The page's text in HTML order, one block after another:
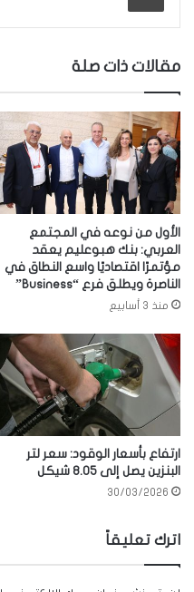
مقالات ذات صلة
الأول من نوعه في المجتمع
العربي: بنك هبوعليم يعقد
مؤتمرًا اقتصاديًا واسع النطاق في
الناصرة ويطلق فرع “Business”
منذ 3 أسابيع
ارتفاع بأسعار الوقود: سعر لتر
البنزين يصل إلى 8.05 شيكل
30/03/2026
اترك تعليقاً